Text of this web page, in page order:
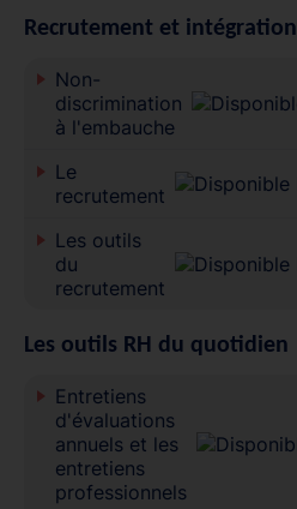
Recrutement et intégration
Non-
discrimination
à l'embauche
Le
recrutement
Les outils
du
recrutement
Les outils RH du quotidien
Entretiens
d'évaluations
annuels et les
entretiens
professionnels